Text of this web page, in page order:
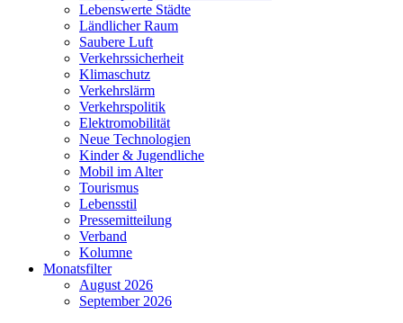
Lebenswerte Städte
Ländlicher Raum
Saubere Luft
Verkehrssicherheit
Klimaschutz
Verkehrslärm
Verkehrspolitik
Elektromobilität
Neue Technologien
Kinder & Jugendliche
Mobil im Alter
Tourismus
Lebensstil
Pressemitteilung
Verband
Kolumne
Monatsfilter
August 2026
September 2026